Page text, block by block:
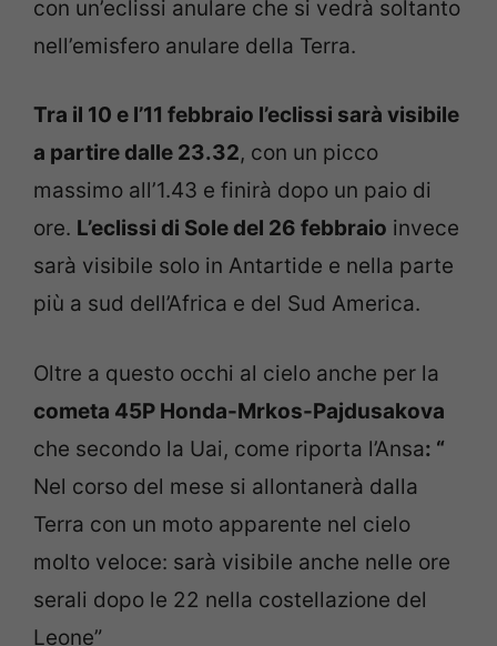
con un’eclissi anulare che si vedrà soltanto
nell’emisfero anulare della Terra.
Tra il 10 e l’11 febbraio l’eclissi sarà visibile
a partire dalle 23.32, con un picco
massimo all’1.43 e finirà dopo un paio di
ore. L’eclissi di Sole del 26 febbraio invece
sarà visibile solo in Antartide e nella parte
più a sud dell’Africa e del Sud America.
Oltre a questo occhi al cielo anche per la
cometa 45P Honda-Mrkos-Pajdusakova
che secondo la Uai, come riporta l’Ansa: “
Nel corso del mese si allontanerà dalla
Terra con un moto apparente nel cielo
molto veloce: sarà visibile anche nelle ore
serali dopo le 22 nella costellazione del
Leone”